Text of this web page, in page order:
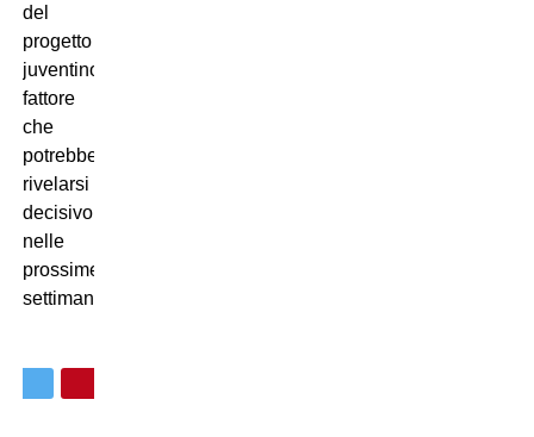
del
progetto
juventino,
fattore
che
potrebbe
rivelarsi
decisivo
nelle
prossime
settimane.